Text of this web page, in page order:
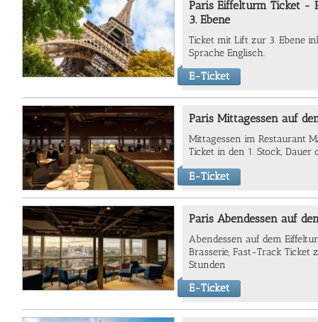
Paris Eiffelturm Ticket -
3. Ebene
Ticket mit Lift zur 3. Ebene
Sprache Englisch.
E-Ticket
Paris Mittagessen auf
Mittagessen im Restaurant
Ticket in den 1. Stock, Dauer
E-Ticket
Paris Abendessen auf
Abendessen auf dem
Brasserie, Fast-Track Ticket
Stunden
E-Ticket